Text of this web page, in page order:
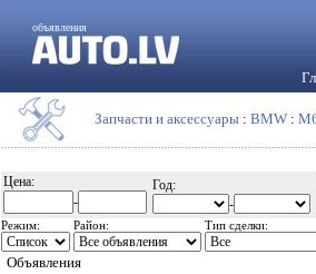
объявления
Запчасти и аксессуары : BMW :
Цена:
-
Год:
-
Режим: Район: Тип сделки:
Объявления